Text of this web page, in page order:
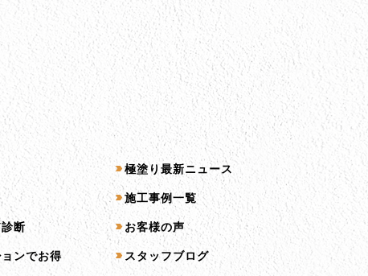
断
ンでお得
コンテンツ一覧
極塗り最新ニュース
施工事例一覧
お客様の声
スタッフブログ